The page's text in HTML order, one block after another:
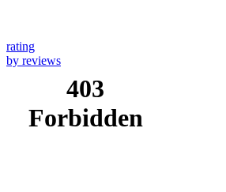
rating
by reviews